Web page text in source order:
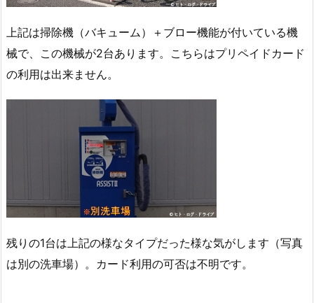
上記は掃除機（バキューム）＋ブロー機能が付いている機
械で、この機械が2台あります。こちらはプリペイドカード
の利用は出来ません。
残りの1台は上記の様なタイプだった様な気がします（写真
は別の洗車場）。カード利用の可否は不明です。